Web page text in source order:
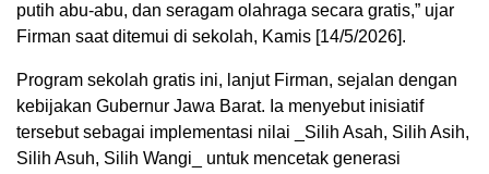
putih abu-abu, dan seragam olahraga secara gratis,” ujar
Firman saat ditemui di sekolah, Kamis [14/5/2026].
Program sekolah gratis ini, lanjut Firman, sejalan dengan
kebijakan Gubernur Jawa Barat. Ia menyebut inisiatif
tersebut sebagai implementasi nilai _Silih Asah, Silih Asih,
Silih Asuh, Silih Wangi_ untuk mencetak generasi